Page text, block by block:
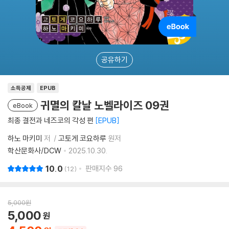
공유하기
소득공제 EPUB
eBook 귀멸의 칼날 노벨라이즈 09권
최종 결전과 네즈코의 각성 편 EPUB
하노 마키미 저 고토게 코요하루 원저
학산문화사/DCW
2025.10.30.
10.0 12 판매지수 96
5,000원
5,000